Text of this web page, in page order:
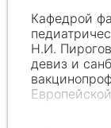
Кафедрой
Н.И. Пир
девиз и